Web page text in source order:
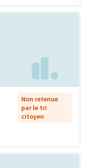
Non retenue
par le tri
citoyen